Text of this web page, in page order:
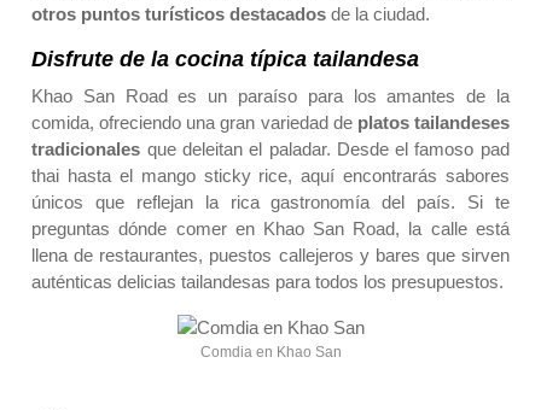
otros puntos turísticos destacados de la ciudad.
Disfrute de la cocina típica tailandesa
Khao San Road es un paraíso para los amantes de la
comida, ofreciendo una gran variedad de platos tailandeses
tradicionales que deleitan el paladar. Desde el famoso pad
thai hasta el mango sticky rice, aquí encontrarás sabores
únicos que reflejan la rica gastronomía del país. Si te
preguntasdónde comer en Khao San Road, la calle está
llena de restaurantes, puestos callejeros y bares que sirven
auténticas delicias tailandesas para todos los presupuestos.
Comdia en Khao San